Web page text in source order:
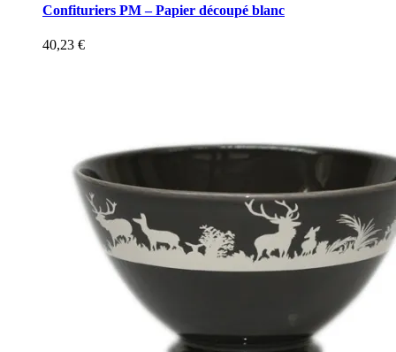
Confituriers PM – Papier découpé blanc
40,23 €